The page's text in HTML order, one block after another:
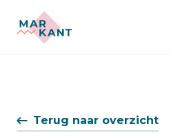
Terug naar overzicht